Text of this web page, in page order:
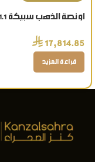
بالسعودية هدية فاخرة
⃁ 17,814.85
قراءة المزيد